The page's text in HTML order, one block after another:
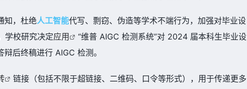
知，杜绝人工智能代写、剽窃、伪造等学术不端行为，加强对毕业设
学校研究决定应用
“维普 AIGC 检测系统”对 2024 届本科生毕业设
辩后终稿进行 AIGC 检测。
链接（包括不限于超链接、二维码、口令等形式），用于传递更多